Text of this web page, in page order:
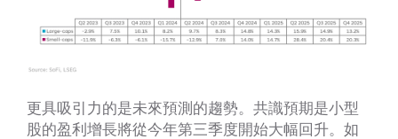
更具吸引力的是未來預測的趨勢。共識預期是小型
股的盈利增長將從今年第三季度開始大幅回升。如